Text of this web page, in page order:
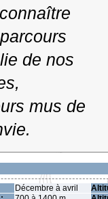
de nos
mus de
Décembre à avril